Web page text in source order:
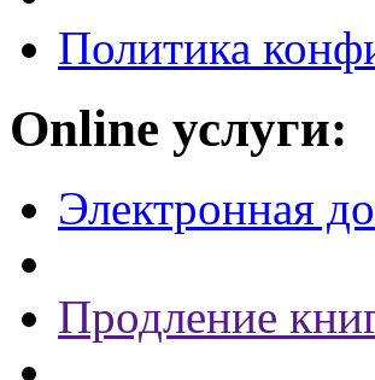
Политика
Online услуги:
Электронная
Продление